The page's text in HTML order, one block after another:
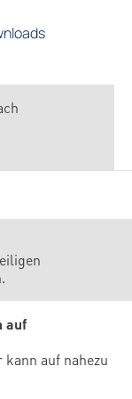
auf
kann auf nahezu